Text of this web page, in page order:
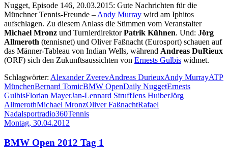
Nugget, Episode 146, 20.03.2015: Gute Nachrichten für die
Münchner Tennis-Freunde – Andy Murray wird am Iphitos
aufschlagen. Zu diesem Anlass die Stimmen vom Veranstalter
Michael Mronz und TurnierdirektorPatrik Kühnen. Und: Jörg
Allmeroth (tennisnet) und Oliver Faßnacht (Eurosport) schauen auf
das Männer-Tableau von Indian Wells, während Andreas DuRieux
(ORF) sich den Zukunftsaussichten von Ernests Gulbis widmet.
Schlagwörter: Alexander ZverevAndreas DurieuxAndy MurrayATP
MünchenBernard TomicBMW OpenDaily NuggetErnests
GulbisFlorian MayerJan-Lennard StruffJens HuiberJörg
AllmerothMichael MronzOliver FaßnachtRafael
Nadalsportradio360Tennis
Montag, 30.04.2012
BMW Open 2012 Tag 1